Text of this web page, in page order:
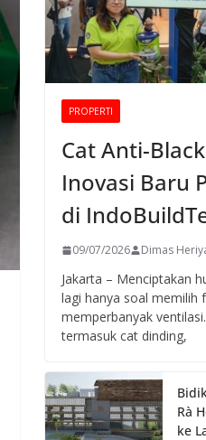
PROPERTI
Cat Anti-
Inovasi Baru
di
09/07/2026 Dimas
Jakarta – Menciptakan
lagi hanya soal memilih
memperbanyak
termasuk cat dinding,
Rà
ke